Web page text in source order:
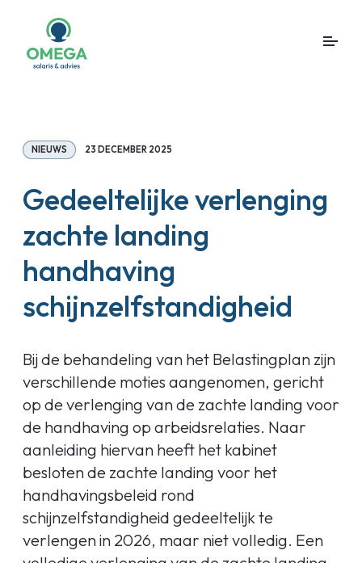
NIEUWS 23 DECEMBER 2025
Gedeeltelijke verlenging
zachte landing
handhaving
schijnzelfstandigheid
Bij de behandeling van het Belastingplan zijn
verschillende moties aangenomen, gericht
op de verlenging van de zachte landing voor
de handhaving op arbeidsrelaties. Naar
aanleiding hiervan heeft het kabinet
besloten de zachte landing voor het
handhavingsbeleid rond
schijnzelfstandigheid gedeeltelijk te
verlengen in 2026, maar niet volledig. Een